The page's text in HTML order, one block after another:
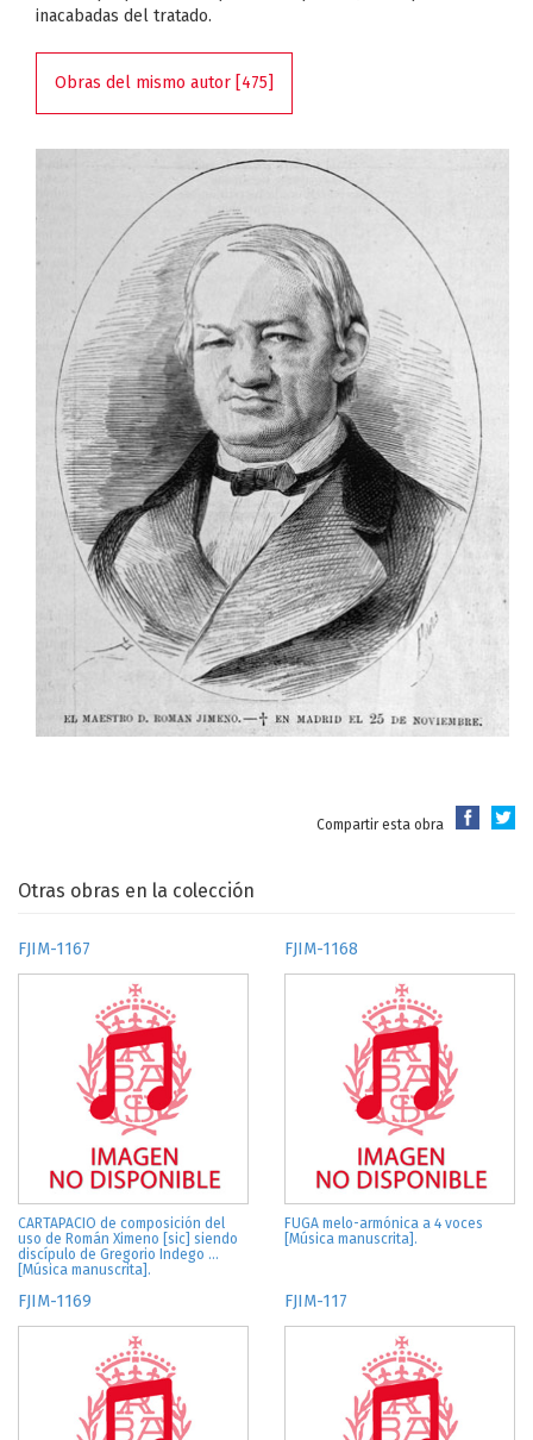
inacabadas del tratado.
Obras del mismo autor [475]
Compartir esta obra
Otras obras en la colección
FJIM-1167
CARTAPACIO de composición del
uso de Román Ximeno [sic] siendo
discípulo de Gregorio Indego ...
[Música manuscrita].
FJIM-1168
FUGA melo-armónica a 4 voces
[Música manuscrita].
FJIM-1169 FJIM-117